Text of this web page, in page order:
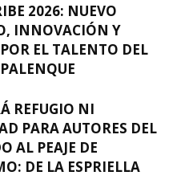
2026: NUEVO
INNOVACIÓN Y
EL TALENTO DEL
REFUGIO NI
PARA AUTORES DEL
AL PEAJE DE
DE LA ESPRIELLA